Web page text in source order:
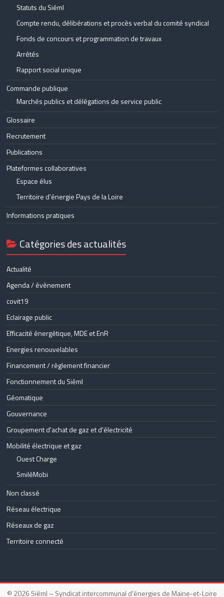
Statuts du Siéml
Compte rendu, délibérations et procès verbal du comité syndical
Fonds de concours et programmation de travaux
Arrêtés
Rapport social unique
Commande publique
Marchés publics et délégations de service public
Glossaire
Recrutement
Publications
Plateformes collaboratives
Espace élus
Territoire d’énergie Pays de la Loire
Informations pratiques
Catégories des actualités
Actualité
Agenda / évènement
covit19
Eclairage public
Efficacité énergétique, MDE et EnR
Energies renouvelables
Financement / règlement financier
Fonctionnement du Siéml
Géomatique
Gouvernance
Groupement d'achat de gaz et d'électricité
Mobilité électrique et gaz
Ouest Charge
SmiléMobi
Non classé
Réseau électrique
Réseaux de gaz
Territoire connecté
© 2026 Siéml – Syndicat intercommunal d'énergies de Maine-et-Loire